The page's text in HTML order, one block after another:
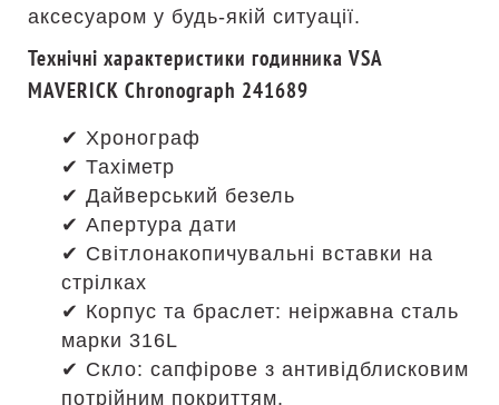
аксесуаром у будь-якій ситуації.
Технічні характеристики годинника VSA
MAVERICK Chronograph 241689
✔ Хронограф
✔ Тахіметр
✔ Дайверський безель
✔ Апертура дати
✔ Світлонакопичувальні вставки на
стрілках
✔ Корпус та браслет: неіржавна сталь
марки 316L
✔ Скло: сапфірове з антивідблисковим
потрійним покриттям.